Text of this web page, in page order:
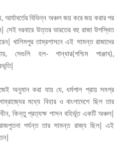
আর্যাবর্তের বিভিন্ন অঞ্চল জয় করে জয় করার পর
সেই দরবারে উত্তর ভারতের বহু রাজা উপস্থিত
খালিমপুর তাম্রশাসনে এই সামন্ত রাজাদের
সেগুলি হল- গান্ধার(পশ্চিম পাঞ্জাব),
অনুমান করা যায় যে, ধর্মপাল প্রায় সমগ্র
মধ্যে বিহার ও বাংলাদেশে ছিল তার
কিন্তু প্রত্যক্ষ শাসন বহির্ভূত একটি অঞ্চল|
পর্যন্ত তার সামন্ত রাজ্য ছিল| এই